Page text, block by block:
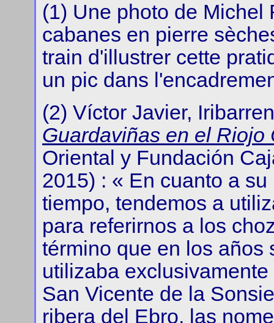
(1) Une photo de
cabanes en pierre
train d'illustrer cette
un pic dans
(2) Víctor Javier,
Guardaviñas en el Riojo
Oriental y Fundación
2015) : « En cuanto a
tiempo, tendemos a
para referirnos a los
término que en los años
utilizaba
San Vicente de la
ribera del Ebro, las